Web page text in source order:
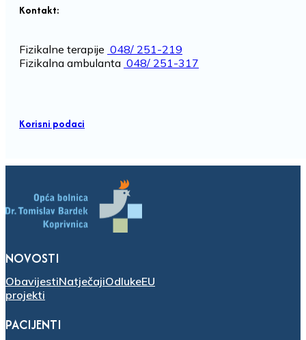
Kontakt:
Fizikalne terapije 048/ 251-219
Fizikalna ambulanta 048/ 251-317
Korisni podaci
NOVOSTI
ObavijestiNatječajiOdlukeEU
projekti
PACIJENTI